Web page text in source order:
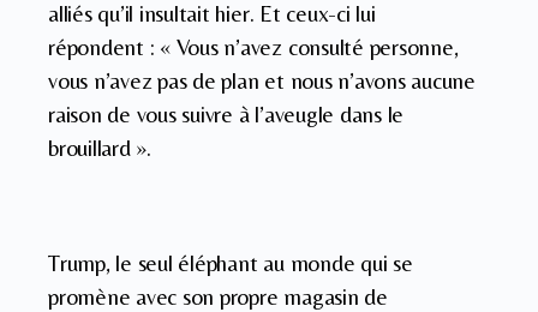
alliés qu’il insultait hier. Et ceux-ci lui
répondent : « Vous n’avez consulté personne,
vous n’avez pas de plan et nous n’avons aucune
raison de vous suivre à l’aveugle dans le
brouillard ».
Trump, le seul éléphant au monde qui se
promène avec son propre magasin de